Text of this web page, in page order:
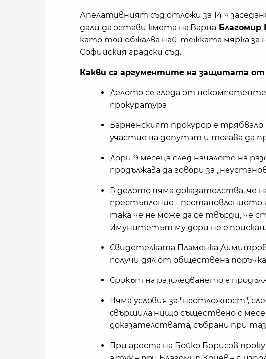
Апелативният съд отложи за 14 ч
дали да остави кмета на Варна Благомир
като той обжалва най-тежката мярка за
Софийския градски съд.
Какви са аргументите на защитата от
Делото се гледа от
прокуратура
Варненският прокурор е трябвало
участие на депутат и тогава да
Дори 9 месеца след началото на
продължава да говори за
В делото няма доказателства, че
престъпление - постановлението
така че не може да се твърди, че
Имунитетът му дори не е поискан.
Свидетелката Пламенка
получи дял от обществена
Срокът на разследването е
Няма условия за "неотложност",
свършила нищо съществено с
доказателствата, събрани при
При ареста на Бойко Борисов